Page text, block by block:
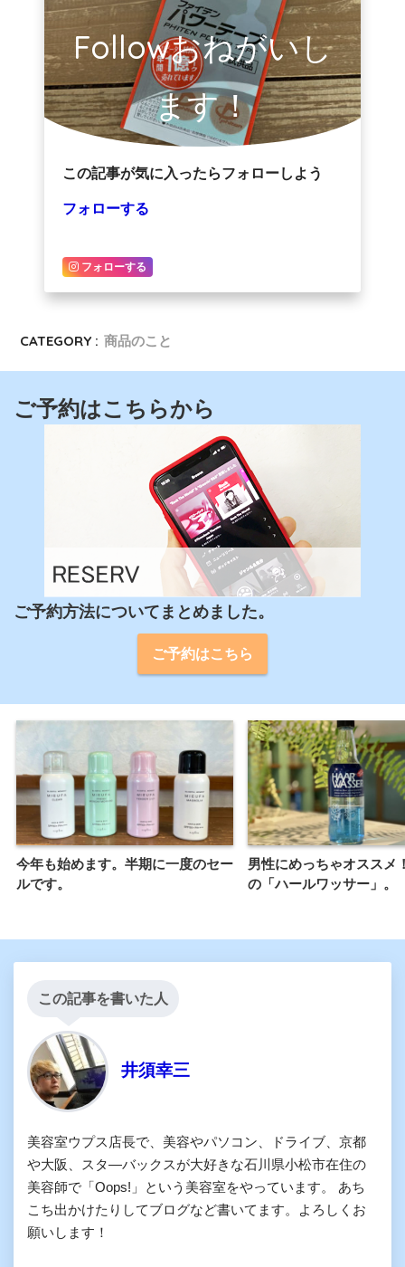
Followおねがいし
ます！
この記事が気に入ったらフォローしよう
フォローする
フォローする
CATEGORY : 商品のこと
ご予約はこちらから
ご予約方法についてまとめました。
ご予約はこちら
今年も始めます。半期に一度のセー
ルです。
男性にめっちゃオススメ
の「ハールワッサー」。
この記事を書いた人
井須幸三
美容室ウプス店長で、美容やパソコン、ドライブ、京都
や大阪、スタ―バックスが大好きな石川県小松市在住の
美容師で「Oops!」という美容室をやっています。 あち
こち出かけたりしてブログなど書いてます。よろしくお
願いします！